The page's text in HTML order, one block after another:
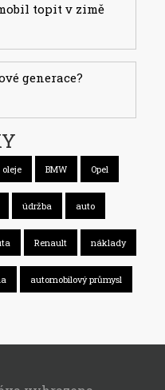
topit v zimě
generace?
BMW Opel
údržba auto
Renault náklady
automobilový průmysl